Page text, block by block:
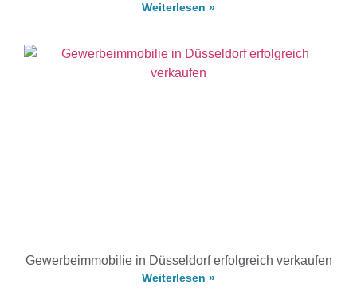
Weiterlesen »
Gewerbeimmobilie in Düsseldorf erfolgreich verkaufen
Weiterlesen »